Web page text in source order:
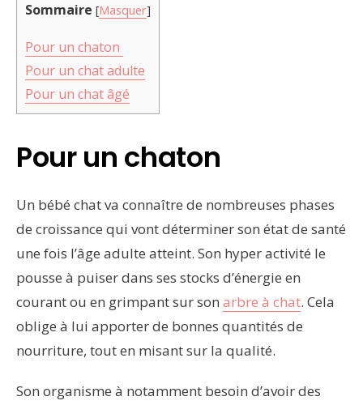
Sommaire [Masquer]
Pour un chaton
Pour un chat adulte
Pour un chat âgé
Pour un chaton
Un bébé chat va connaître de nombreuses phases
de croissance qui vont déterminer son état de santé
une fois l’âge adulte atteint. Son hyper activité le
pousse à puiser dans ses stocks d’énergie en
courant ou en grimpant sur son arbre à chat. Cela
oblige à lui apporter de bonnes quantités de
nourriture, tout en misant sur la qualité.
Son organisme à notamment besoin d’avoir des